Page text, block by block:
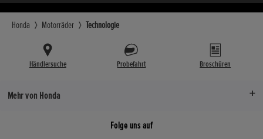
Honda Motorräder Technologie
Händlersuche Probefahrt Broschüren
Mehr von Honda
Folge uns auf